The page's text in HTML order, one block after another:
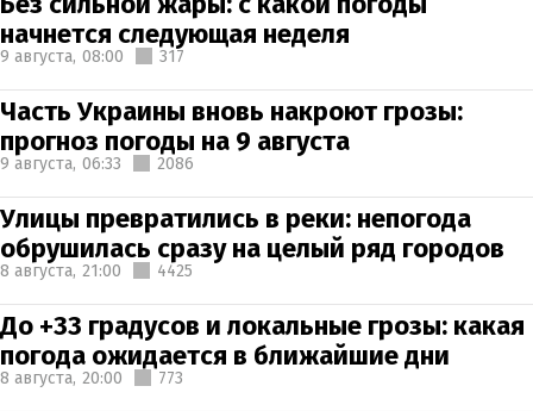
начнется следующая неделя
9 августа, 08:00 317
Часть Украины вновь накроют грозы:
прогноз погоды на 9 августа
9 августа, 06:33 2086
Улицы превратились в реки: непогода
обрушилась сразу на целый ряд городов
8 августа, 21:00 4425
До +33 градусов и локальные грозы: какая
погода ожидается в ближайшие дни
8 августа, 20:00 773